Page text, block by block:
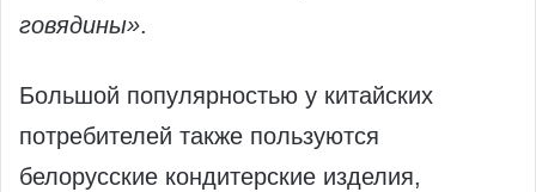
говядины».
Большой популярностью у китайских
потребителей также пользуются
белорусские кондитерские изделия,